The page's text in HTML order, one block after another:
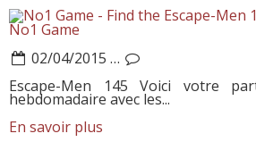
No1 Game
02/04/2015 …
Escape-Men 145 Voici votre
hebdomadaire avec les...
En savoir plus